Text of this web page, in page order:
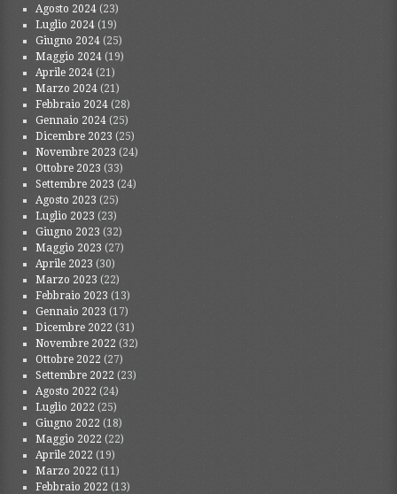
Agosto 2024 (23)
Luglio 2024 (19)
Giugno 2024 (25)
Maggio 2024 (19)
Aprile 2024 (21)
Marzo 2024 (21)
Febbraio 2024 (28)
Gennaio 2024 (25)
Dicembre 2023 (25)
Novembre 2023 (24)
Ottobre 2023 (33)
Settembre 2023 (24)
Agosto 2023 (25)
Luglio 2023 (23)
Giugno 2023 (32)
Maggio 2023 (27)
Aprile 2023 (30)
Marzo 2023 (22)
Febbraio 2023 (13)
Gennaio 2023 (17)
Dicembre 2022 (31)
Novembre 2022 (32)
Ottobre 2022 (27)
Settembre 2022 (23)
Agosto 2022 (24)
Luglio 2022 (25)
Giugno 2022 (18)
Maggio 2022 (22)
Aprile 2022 (19)
Marzo 2022 (11)
Febbraio 2022 (13)